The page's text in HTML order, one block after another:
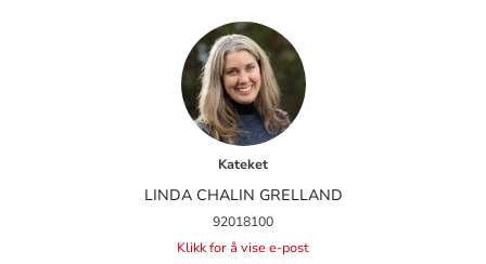
Kateket
LINDA CHALIN GRELLAND
92018100
Klikk for å vise e-post